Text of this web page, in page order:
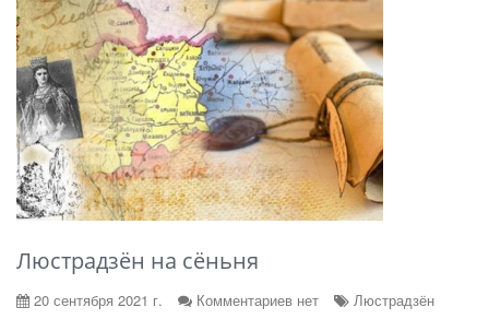
Люстрадзён на сёньня
20 сентября 2021 г. Комментариев нет
Люстрадзён